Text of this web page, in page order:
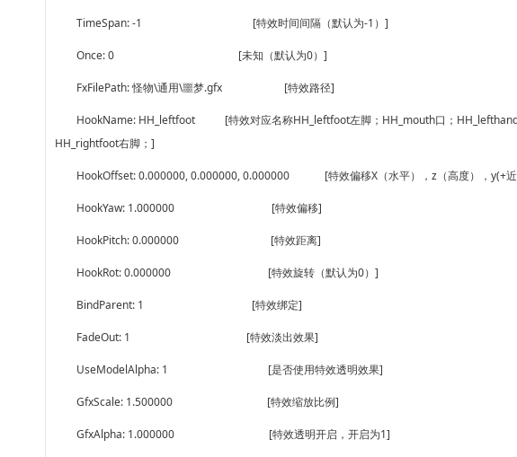
TimeSpan: -1 [特效时间间隔（默认为-1）]
Once: 0 [未知（默认为0）]
FxFilePath: 怪物\通用\噩梦.gfx [特效路径]
HookName: HH_leftfoot [特效对应名称HH_leftfoot左脚；HH_mouth口；HH_lefthand
HH_rightfoot右脚；]
HookOffset: 0.000000, 0.000000, 0.000000 [特效偏移X（水平），z（高度），y(+近
HookYaw: 1.000000 [特效偏移]
HookPitch: 0.000000 [特效距离]
HookRot: 0.000000 [特效旋转（默认为0）]
BindParent: 1 [特效绑定]
FadeOut: 1 [特效淡出效果]
UseModelAlpha: 1 [是否使用特效透明效果]
GfxScale: 1.500000 [特效缩放比例]
GfxAlpha: 1.000000 [特效透明开启，开启为1]